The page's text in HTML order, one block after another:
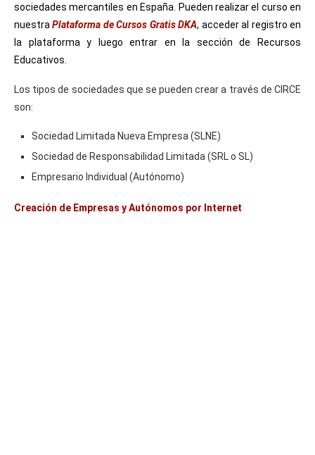
sociedades mercantiles en España. Pueden realizar el curso en
nuestraPlataforma de Cursos Gratis DKA, acceder al registro en
la plataforma y luego entrar en la sección de Recursos
Educativos.
Los tipos de sociedades que se pueden crear a través de CIRCE
son:
Sociedad Limitada Nueva Empresa (SLNE)
Sociedad de Responsabilidad Limitada (SRL o SL)
Empresario Individual (Autónomo)
Creación de Empresas y Autónomos por Internet